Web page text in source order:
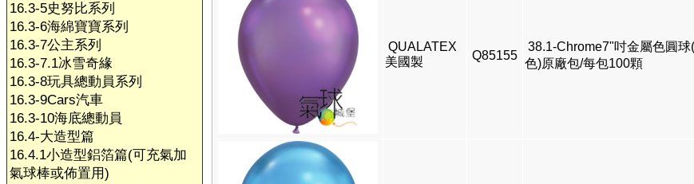
16.3-5史努比系列
16.3-6海綿寶寶系列
16.3-7公主系列
16.3-7.1冰雪奇緣
16.3-8玩具總動員系列
16.3-9Cars汽車
16.3-10海底總動員
16.4-大造型篇
16.4.1小造型鋁箔篇(可充氣加
氣球棒或佈置用)
QUALATEX
美國製
Q85155
38.1-Chrome7"吋金屬色圓球
色)原廠包/每包100顆